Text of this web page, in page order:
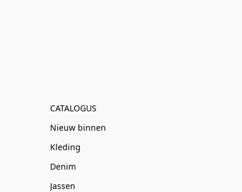
CATALOGUS
Nieuw binnen
Kleding
Denim
Jassen